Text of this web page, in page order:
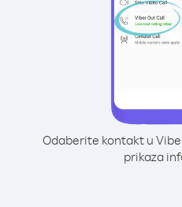
Odaberite kontakt u
prikaza